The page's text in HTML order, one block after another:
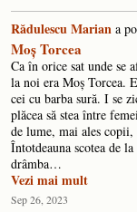
Rădulescu Marian a
Moș Torcea
Ca în orice sat unde se
la noi era Moș Torcea.
cei cu barba sură. I se
plăcea să stea între
de lume, mai ales
Întotdeauna scotea de
drâmba…
Vezi mai mult
Sep 26, 2023